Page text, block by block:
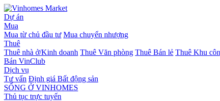
Dự án
Mua
Mua từ chủ đầu tư Mua chuyển nhượng
Thuê
Thuê nhà ở/Kinh doanh Thuê Văn phòng Thuê Bán lẻ Thuê Khu
Bán VinClub
Dịch vụ
Tư vấn Định giá Bất động sản
SỐNG Ở VINHOMES
Thủ tục trực tuyến